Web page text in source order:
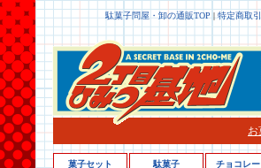
駄菓子問屋・卸の通販TOP | 特定商取
お